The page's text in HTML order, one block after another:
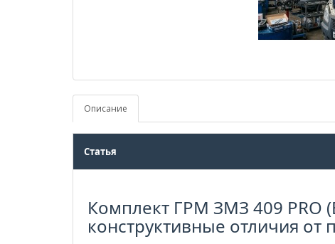
Описание
Статья
Комплект ГРМ ЗМЗ 409 PRO
конструктивные отличия